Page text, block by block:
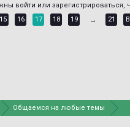
войти или зарегистрироваться,
15 16 17 18 19 → 21
Общаемся на любые темы